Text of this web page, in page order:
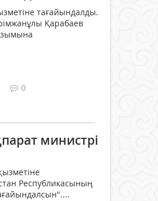
тағайындалды.
Қарабаев
0
министрі
Республикасының